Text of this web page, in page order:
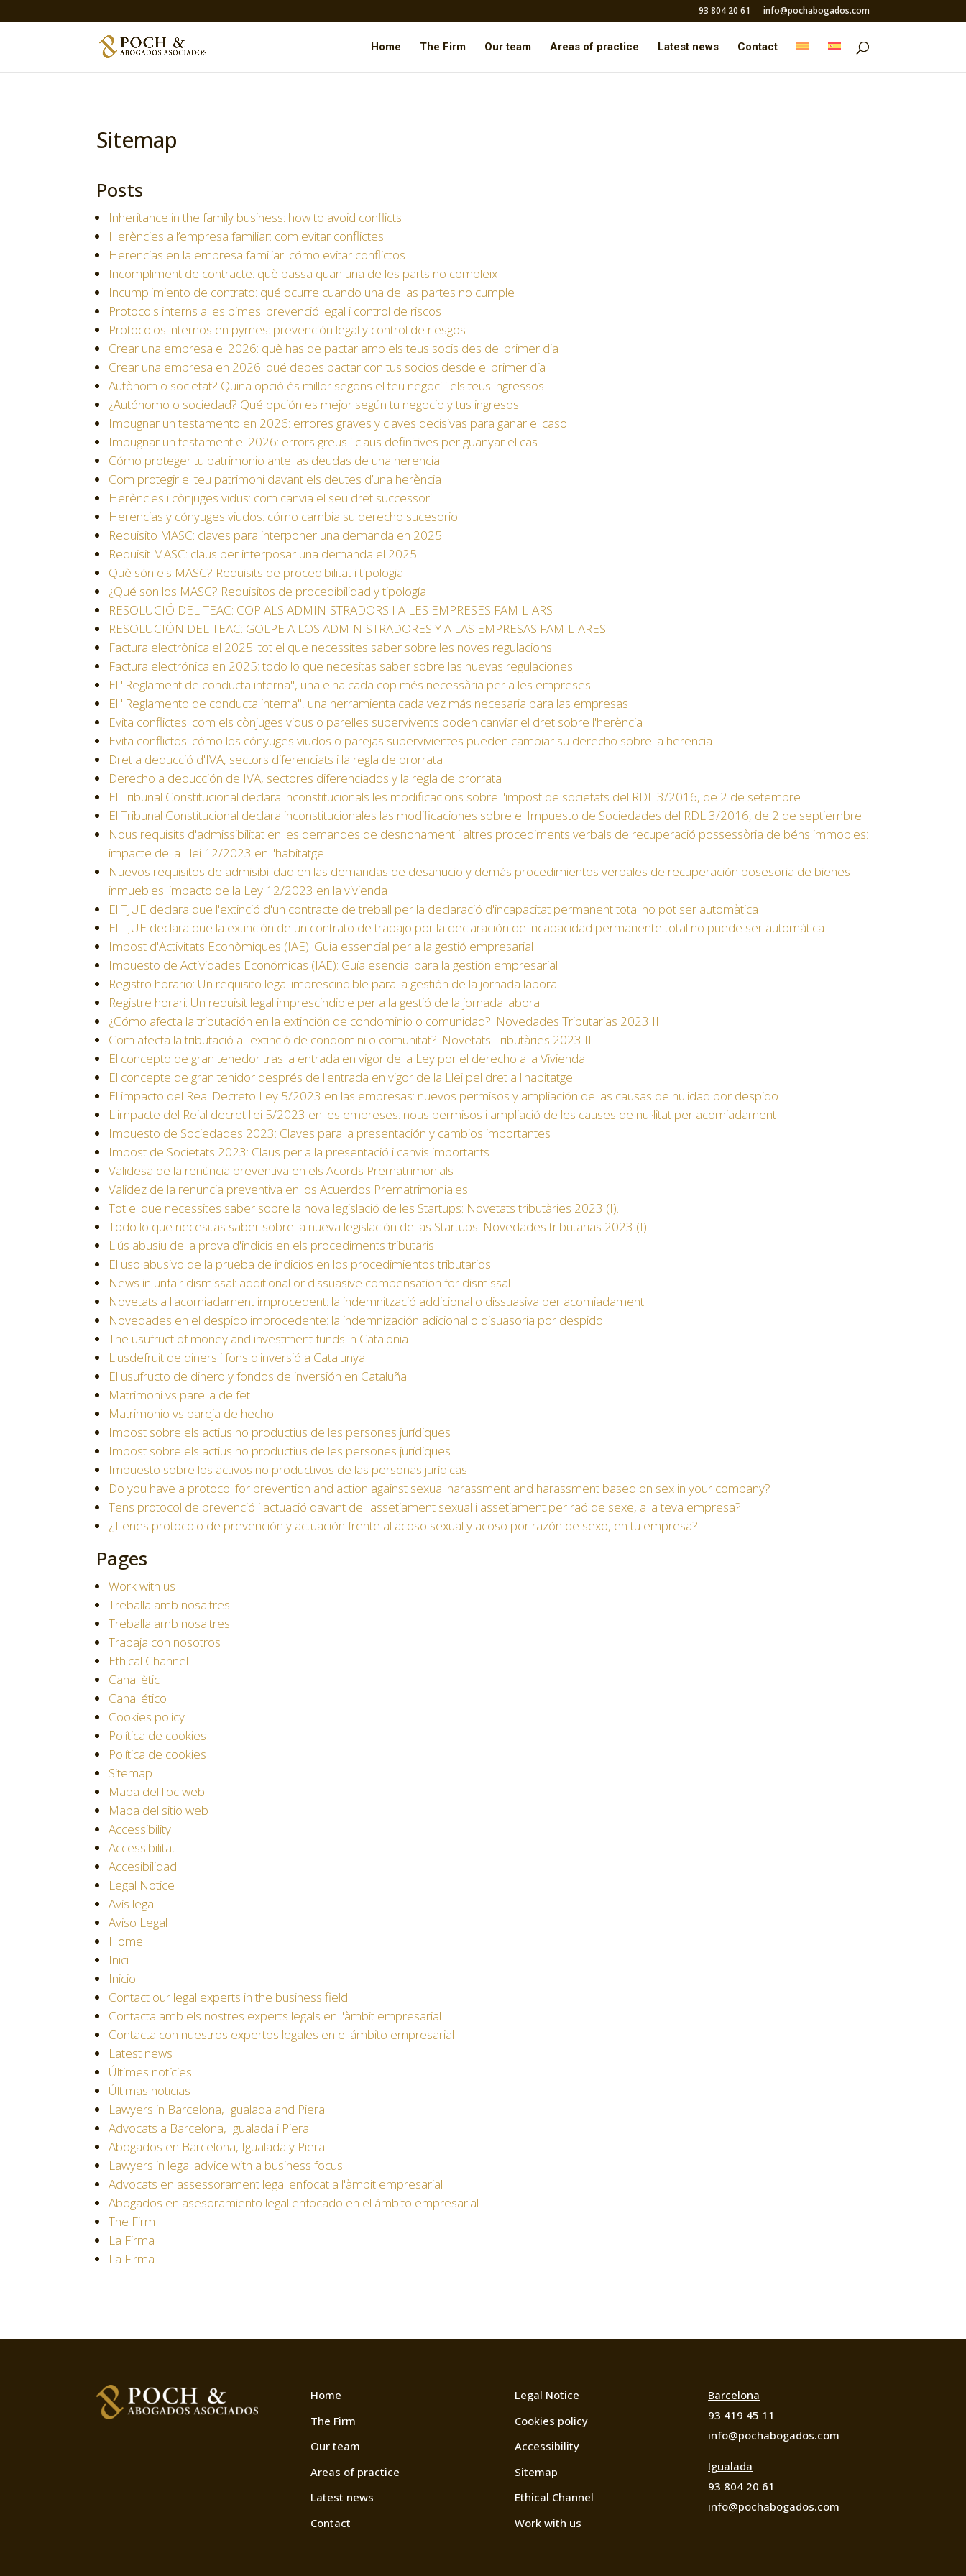
93 804 20 61 info@pochabogados.com
Home The Firm Our team Areas of practice Latest news Contact
Sitemap
Posts
Inheritance in the family business: how to avoid conflicts
Herències a l’empresa familiar: com evitar conflictes
Herencias en la empresa familiar: cómo evitar conflictos
Incompliment de contracte: què passa quan una de les parts no compleix
Incumplimiento de contrato: qué ocurre cuando una de las partes no cumple
Protocols interns a les pimes: prevenció legal i control de riscos
Protocolos internos en pymes: prevención legal y control de riesgos
Crear una empresa el 2026: què has de pactar amb els teus socis des del primer dia
Crear una empresa en 2026: qué debes pactar con tus socios desde el primer día
Autònom o societat? Quina opció és millor segons el teu negoci i els teus ingressos
¿Autónomo o sociedad? Qué opción es mejor según tu negocio y tus ingresos
Impugnar un testamento en 2026: errores graves y claves decisivas para ganar el caso
Impugnar un testament el 2026: errors greus i claus definitives per guanyar el cas
Cómo proteger tu patrimonio ante las deudas de una herencia
Com protegir el teu patrimoni davant els deutes d’una herència
Herències i cònjuges vidus: com canvia el seu dret successori
Herencias y cónyuges viudos: cómo cambia su derecho sucesorio
Requisito MASC: claves para interponer una demanda en 2025
Requisit MASC: claus per interposar una demanda el 2025
Què són els MASC? Requisits de procedibilitat i tipologia
¿Qué son los MASC? Requisitos de procedibilidad y tipología
RESOLUCIÓ DEL TEAC: COP ALS ADMINISTRADORS I A LES EMPRESES FAMILIARS
RESOLUCIÓN DEL TEAC: GOLPE A LOS ADMINISTRADORES Y A LAS EMPRESAS FAMILIARES
Factura electrònica el 2025: tot el que necessites saber sobre les noves regulacions
Factura electrónica en 2025: todo lo que necesitas saber sobre las nuevas regulaciones
El "Reglament de conducta interna", una eina cada cop més necessària per a les empreses
El "Reglamento de conducta interna", una herramienta cada vez más necesaria para las empresas
Evita conflictes: com els cònjuges vidus o parelles supervivents poden canviar el dret sobre l'herència
Evita conflictos: cómo los cónyuges viudos o parejas supervivientes pueden cambiar su derecho sobre la herencia
Dret a deducció d'IVA, sectors diferenciats i la regla de prorrata
Derecho a deducción de IVA, sectores diferenciados y la regla de prorrata
El Tribunal Constitucional declara inconstitucionals les modificacions sobre l'impost de societats del RDL 3/2016, de 2 de setembre
El Tribunal Constitucional declara inconstitucionales las modificaciones sobre el Impuesto de Sociedades del RDL 3/2016, de 2 de septiembre
Nous requisits d'admissibilitat en les demandes de desnonament i altres procediments verbals de recuperació possessòria de béns immobles:
impacte de la Llei 12/2023 en l'habitatge
Nuevos requisitos de admisibilidad en las demandas de desahucio y demás procedimientos verbales de recuperación posesoria de bienes
inmuebles: impacto de la Ley 12/2023 en la vivienda
El TJUE declara que l'extinció d'un contracte de treball per la declaració d'incapacitat permanent total no pot ser automàtica
El TJUE declara que la extinción de un contrato de trabajo por la declaración de incapacidad permanente total no puede ser automática
Impost d'Activitats Econòmiques (IAE): Guia essencial per a la gestió empresarial
Impuesto de Actividades Económicas (IAE): Guía esencial para la gestión empresarial
Registro horario: Un requisito legal imprescindible para la gestión de la jornada laboral
Registre horari: Un requisit legal imprescindible per a la gestió de la jornada laboral
¿Cómo afecta la tributación en la extinción de condominio o comunidad?: Novedades Tributarias 2023 II
Com afecta la tributació a l'extinció de condomini o comunitat?: Novetats Tributàries 2023 II
El concepto de gran tenedor tras la entrada en vigor de la Ley por el derecho a la Vivienda
El concepte de gran tenidor després de l'entrada en vigor de la Llei pel dret a l'habitatge
El impacto del Real Decreto Ley 5/2023 en las empresas: nuevos permisos y ampliación de las causas de nulidad por despido
L'impacte del Reial decret llei 5/2023 en les empreses: nous permisos i ampliació de les causes de nul·litat per acomiadament
Impuesto de Sociedades 2023: Claves para la presentación y cambios importantes
Impost de Societats 2023: Claus per a la presentació i canvis importants
Validesa de la renúncia preventiva en els Acords Prematrimonials
Validez de la renuncia preventiva en los Acuerdos Prematrimoniales
Tot el que necessites saber sobre la nova legislació de les Startups: Novetats tributàries 2023 (I).
Todo lo que necesitas saber sobre la nueva legislación de las Startups: Novedades tributarias 2023 (I).
L'ús abusiu de la prova d'indicis en els procediments tributaris
El uso abusivo de la prueba de indicios en los procedimientos tributarios
News in unfair dismissal: additional or dissuasive compensation for dismissal
Novetats a l'acomiadament improcedent: la indemnització addicional o dissuasiva per acomiadament
Novedades en el despido improcedente: la indemnización adicional o disuasoria por despido
The usufruct of money and investment funds in Catalonia
L'usdefruit de diners i fons d'inversió a Catalunya
El usufructo de dinero y fondos de inversión en Cataluña
Matrimoni vs parella de fet
Matrimonio vs pareja de hecho
Impost sobre els actius no productius de les persones jurídiques
Impost sobre els actius no productius de les persones jurídiques
Impuesto sobre los activos no productivos de las personas jurídicas
Do you have a protocol for prevention and action against sexual harassment and harassment based on sex in your company?
Tens protocol de prevenció i actuació davant de l'assetjament sexual i assetjament per raó de sexe, a la teva empresa?
¿Tienes protocolo de prevención y actuación frente al acoso sexual y acoso por razón de sexo, en tu empresa?
Pages
Work with us
Treballa amb nosaltres
Treballa amb nosaltres
Trabaja con nosotros
Ethical Channel
Canal ètic
Canal ético
Cookies policy
Política de cookies
Política de cookies
Sitemap
Mapa del lloc web
Mapa del sitio web
Accessibility
Accessibilitat
Accesibilidad
Legal Notice
Avís legal
Aviso Legal
Home
Inici
Inicio
Contact our legal experts in the business field
Contacta amb els nostres experts legals en l'àmbit empresarial
Contacta con nuestros expertos legales en el ámbito empresarial
Latest news
Últimes notícies
Últimas noticias
Lawyers in Barcelona, Igualada and Piera
Advocats a Barcelona, Igualada i Piera
Abogados en Barcelona, Igualada y Piera
Lawyers in legal advice with a business focus
Advocats en assessorament legal enfocat a l'àmbit empresarial
Abogados en asesoramiento legal enfocado en el ámbito empresarial
The Firm
La Firma
La Firma
Home
The Firm
Our team
Areas of practice
Latest news
Contact
Legal Notice
Cookies policy
Accessibility
Sitemap
Ethical Channel
Work with us
Barcelona
93 419 45 11
info@pochabogados.com
Igualada
93 804 20 61
info@pochabogados.com